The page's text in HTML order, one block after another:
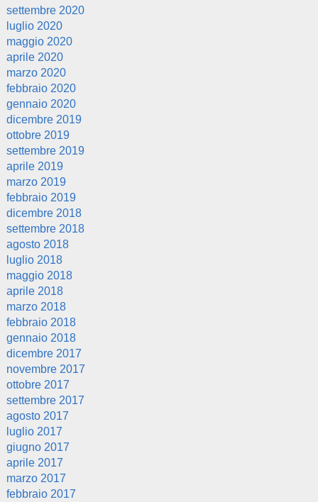
settembre 2020
luglio 2020
maggio 2020
aprile 2020
marzo 2020
febbraio 2020
gennaio 2020
dicembre 2019
ottobre 2019
settembre 2019
aprile 2019
marzo 2019
febbraio 2019
dicembre 2018
settembre 2018
agosto 2018
luglio 2018
maggio 2018
aprile 2018
marzo 2018
febbraio 2018
gennaio 2018
dicembre 2017
novembre 2017
ottobre 2017
settembre 2017
agosto 2017
luglio 2017
giugno 2017
aprile 2017
marzo 2017
febbraio 2017